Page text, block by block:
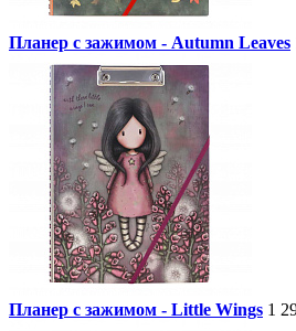
Планер с зажимом - Autumn Leaves
Планер с зажимом - Little Wings 1